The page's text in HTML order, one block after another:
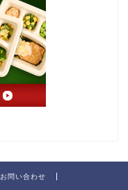
お問い合わせ